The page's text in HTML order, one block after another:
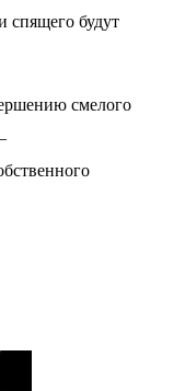
спящего будут
смелого